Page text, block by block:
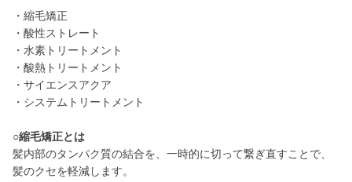
・縮毛矯正
・酸性ストレート
・水素トリートメント
・酸熱トリートメント
・サイエンスアクア
・システムトリートメント
○縮毛矯正とは
髪内部のタンパク質の結合を、一時的に切って繋ぎ直すことで、
髪のクセを軽減します。